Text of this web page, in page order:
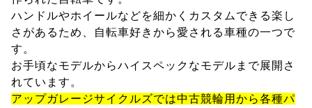
ハンドルやホイールなどを細かくカスタムできる楽し
さがあるため、自転車好きから愛される車種の一つで
す。
お手頃なモデルからハイスペックなモデルまで展開さ
れています。
アップガレージサイクルズでは中古競輪用から各種パ